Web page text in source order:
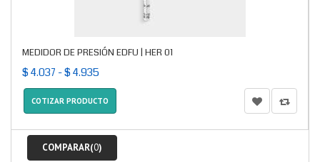
MEDIDOR DE PRESIÓN EDFU | HER 01
$ 4.037 - $ 4.935
COTIZAR PRODUCTO
COMPARAR(0)